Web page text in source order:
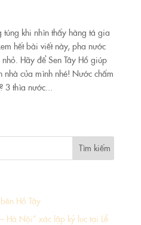
túng khi nhìn thấy hàng tá gia
hết bài viết này, pha nước
Hãy để Sen Tây Hồ giúp
nhà của mình nhé! Nước chấm
3 thìa nước...
Hồ Tây
Hà Nội” xác lập kỷ lục tại Lễ